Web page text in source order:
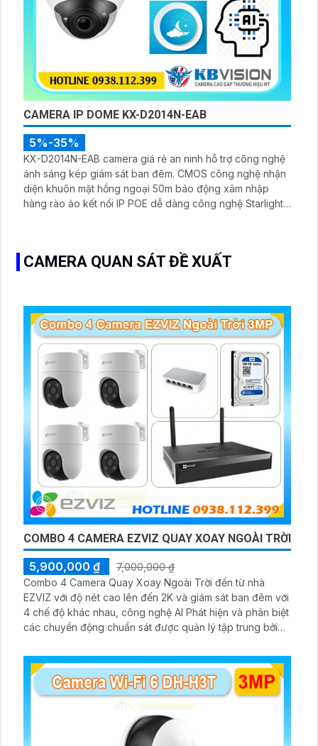
CAMERA IP DOME KX-D2014N-EAB
5%-35%
KX-D2014N-EAB camera giá rẻ an ninh hỗ trợ công nghệ
ánh sáng kép giám sát ban đêm. CMOS công nghệ nhận
diện khuôn mặt hồng ngoại 50m báo động xâm nhập
hàng rào ảo kết nối IP POE dễ dàng công nghệ Starlight
CAMERA QUAN SÁT ĐỀ XUẤT
COMBO 4 CAMERA EZVIZ QUAY XOAY NGOÀI TRỜI
5,900,000 ₫
7,000,000 ₫
Combo 4 Camera Quay Xoay Ngoài Trời đến từ nhà
EZVIZ với độ nét cao lên đến 2K và giám sát ban đêm với
4 chế độ khác nhau, công nghệ AI Phát hiện và phân biệt
các chuyển động chuẩn sát được quản lý tập trung bởi